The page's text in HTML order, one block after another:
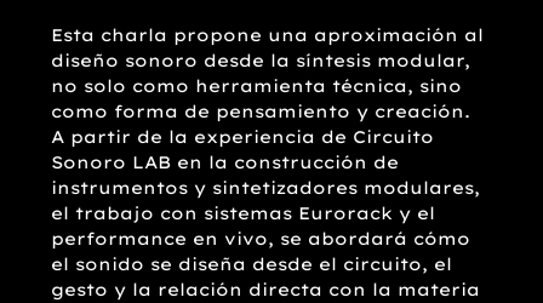
Esta charla propone una aproximación al
diseño sonoro desde la síntesis modular,
no solo como herramienta técnica, sino
como forma de pensamiento y creación.
A partir de la experiencia de Circuito
Sonoro LAB en la construcción de
instrumentos y sintetizadores modulares,
el trabajo con sistemas Eurorack y el
performance en vivo, se abordará cómo
el sonido se diseña desde el circuito, el
gesto y la relación directa con la materia